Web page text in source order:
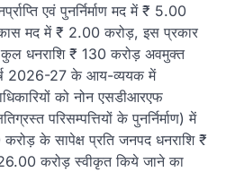
एवं पुनर्निर्माण मद में ₹ 5.00
मद में ₹ 2.00 करोड़, इस प्रकार
धनराशि ₹ 130 करोड़ अवमुक्त
2026-27 के आय-व्ययक में
को नोन एसडीआरएफ
परिसम्पत्तियों के पुनर्निर्माण) में
करोड़ के सापेक्ष प्रति जनपद धनराशि ₹
करोड़ स्वीकृत किये जाने का